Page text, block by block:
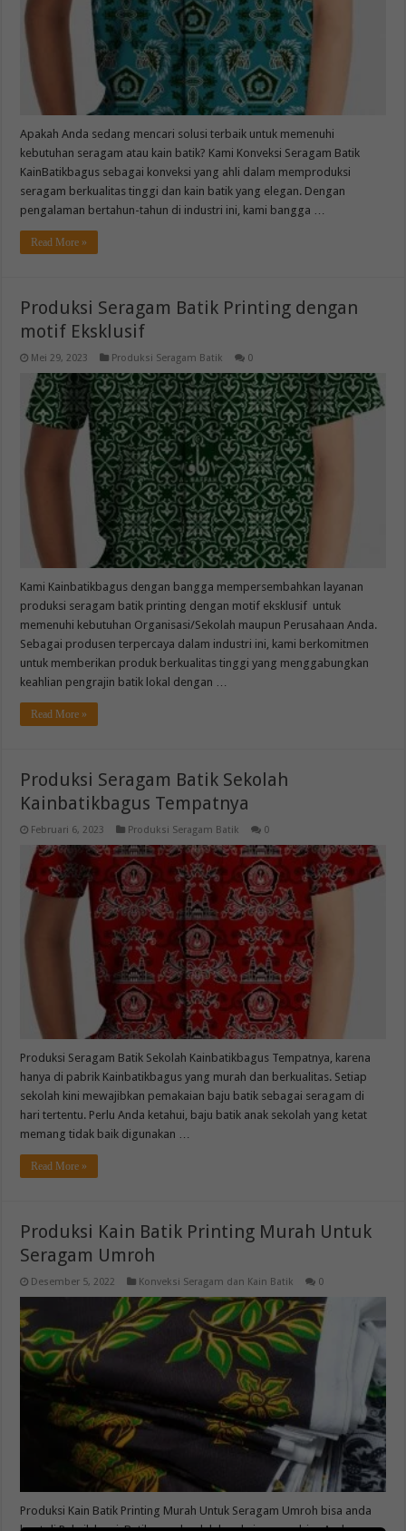
Apakah Anda sedang mencari solusi terbaik untuk memenuhi
kebutuhan seragam atau kain batik? Kami Konveksi Seragam Batik
KainBatikbagus sebagai konveksi yang ahli dalam memproduksi
seragam berkualitas tinggi dan kain batik yang elegan. Dengan
pengalaman bertahun-tahun di industri ini, kami bangga …
Read More »
Produksi Seragam Batik Printing dengan
motif Eksklusif
Mei 29, 2023 Produksi Seragam Batik 0
Kami Kainbatikbagus dengan bangga mempersembahkan layanan
produksi seragam batik printing dengan motif eksklusif untuk
memenuhi kebutuhan Organisasi/Sekolah maupun Perusahaan Anda.
Sebagai produsen terpercaya dalam industri ini, kami berkomitmen
untuk memberikan produk berkualitas tinggi yang menggabungkan
keahlian pengrajin batik lokal dengan …
Read More »
Produksi Seragam Batik Sekolah
Kainbatikbagus Tempatnya
Februari 6, 2023 Produksi Seragam Batik 0
Produksi Seragam Batik Sekolah Kainbatikbagus Tempatnya, karena
hanya di pabrik Kainbatikbagus yang murah dan berkualitas. Setiap
sekolah kini mewajibkan pemakaian baju batik sebagai seragam di
hari tertentu. Perlu Anda ketahui, baju batik anak sekolah yang ketat
memang tidak baik digunakan …
Read More »
Produksi Kain Batik Printing Murah Untuk
Seragam Umroh
Desember 5, 2022 Konveksi Seragam dan Kain Batik 0
Produksi Kain Batik Printing Murah Untuk Seragam Umroh bisa anda